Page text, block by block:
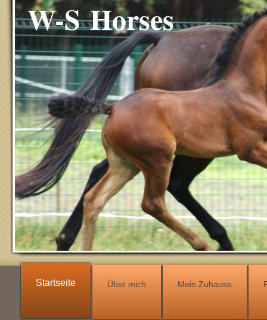
W-S Horses
Startseite Über mich Mein Zuhause